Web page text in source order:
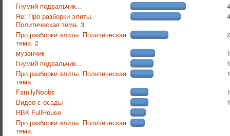
Гнумий подвальчик...
Re: Про разборки элиты.
Политическая тема. 3
Про разборки элиты. Политическая
тема. 2
музончик
Гнумий подвальчик...
Про разборки элиты. Политическая
тема.
FamilyNoobs
Видео с осады
НВК FullHouse
Про разборки элиты. Политическая
тема.